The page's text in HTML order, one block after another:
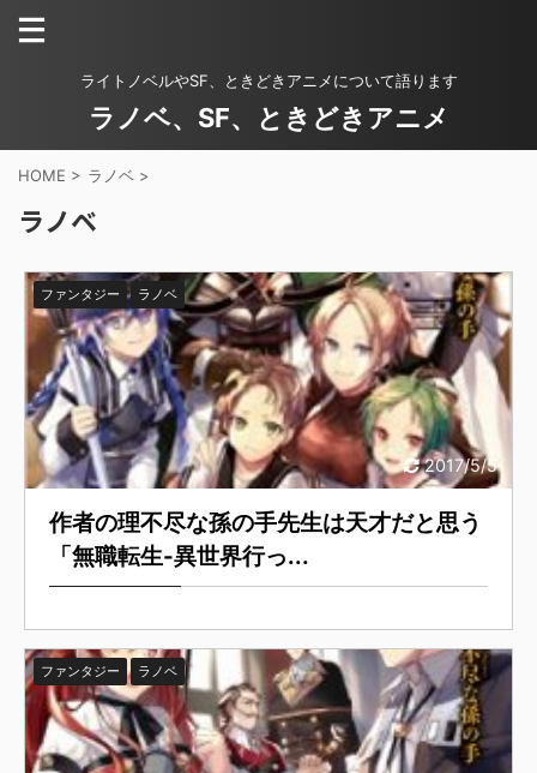
ライトノベルやSF、ときどきアニメについて語ります
ラノベ、SF、ときどきアニメ
HOME > ラノベ >
ラノベ
2017/5/5
ファンタジー ラノベ
作者の理不尽な孫の手先生は天才だと思う
「無職転生-異世界行っ...
ファンタジー ラノベ